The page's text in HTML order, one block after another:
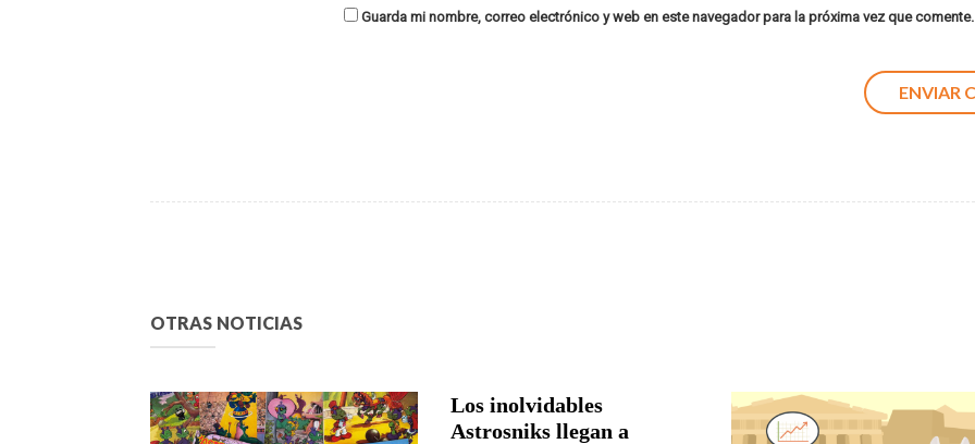
Guarda mi nombre, correo electrónico y web en este navegador para la próxima vez que comente.
OTRAS NOTICIAS
Los inolvidables
Astrosniks llegan a